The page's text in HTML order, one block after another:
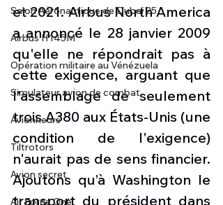
Salon Aéronautique de Dubaï 25
Airbus H145M
Opération militaire au Vénézuela
Simulateur avion de combat
Avionneurs
Tiltrotors
Avion secret
Air Force One
et 2021. Airbus North America
a annoncé le 28 janvier 2009
qu'elle ne répondrait pas à
cette exigence, arguant que
l'assemblage de seulement
trois A380 aux États-Unis (une
condition de l'exigence)
n'aurait pas de sens financier.
Ajoutons qu’à Washington le
transport du président dans